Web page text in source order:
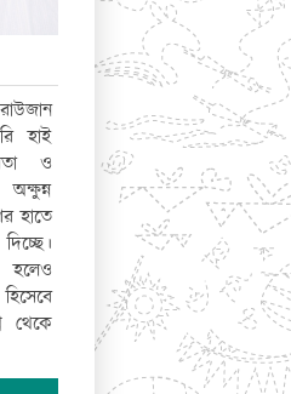
হাই
ও
হাতে
হলেও
থেকে